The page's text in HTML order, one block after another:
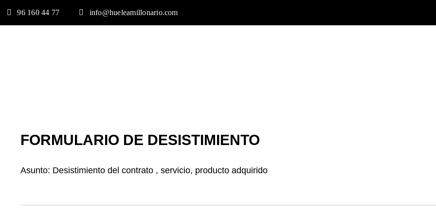
Saltar
al
96 160 44 77 info@hueleamillonario.com
FORMULARIO DE DESISTIMIENTO
Asunto: Desistimiento del contrato , servicio, producto adquirido